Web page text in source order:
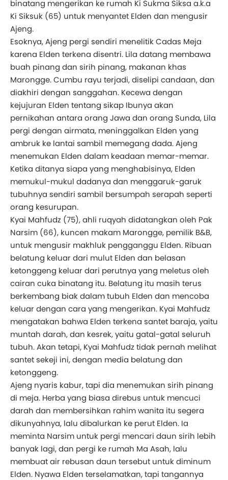
binatang mengerikan ke rumah Ki Sukma Siksa a.k.a
Ki Siksuk (65) untuk menyantet Elden dan mengusir
Ajeng.
Esoknya, Ajeng pergi sendiri menelitik Cadas Meja
karena Elden terkena disentri. Lila datang membawa
buah pinang dan sirih pinang, makanan khas
Marongge. Cumbu rayu terjadi, diselipi candaan, dan
diakhiri dengan sanggahan. Kecewa dengan
kejujuran Elden tentang sikap Ibunya akan
pernikahan antara orang Jawa dan orang Sunda, Lila
pergi dengan airmata, meninggalkan Elden yang
ambruk ke lantai sambil memegang dada. Ajeng
menemukan Elden dalam keadaan memar-memar.
Ketika ditanya siapa yang menghabisinya, Elden
memukul-mukul dadanya dan menggaruk-garuk
tubuhnya sendiri sambil bersumpah serapah seperti
orang kesurupan.
Kyai Mahfudz (75), ahli ruqyah didatangkan oleh Pak
Narsim (66), kuncen makam Marongge, pemilik B&B,
untuk mengusir makhluk pengganggu Elden. Ribuan
belatung keluar dari mulut Elden dan belasan
ketonggeng keluar dari perutnya yang meletus oleh
cairan cuka binatang itu. Belatung itu masih terus
berkembang biak dalam tubuh Elden dan mencoba
keluar dengan cara yang mengerikan. Kyai Mahfudz
mengatakan bahwa Elden terkena santet baraja, yaitu
muntah darah, dan kesrek, yaitu gatal-gatal seluruh
tubuh. Akan tetapi, Kyai Mahfudz tidak pernah melihat
santet sekeji ini, dengan media belatung dan
ketonggeng.
Ajeng nyaris kabur, tapi dia menemukan sirih pinang
di meja. Herba yang biasa direbus untuk mencuci
darah dan membersihkan rahim wanita itu segera
dikunyahnya, lalu dibalurkan ke perut Elden. Ia
meminta Narsim untuk pergi mencari daun sirih lebih
banyak lagi, dan pergi ke rumah Ma Asah, lalu
membuat air rebusan daun tersebut untuk diminum
Elden. Nyawa Elden terselamatkan, tapi tangannya